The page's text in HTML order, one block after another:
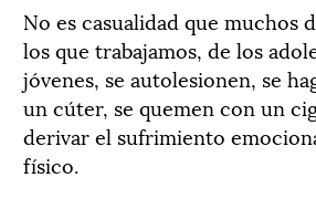
No es casualidad que muchos
los que trabajamos, de los
jóvenes, se autolesionen, se
un cúter, se quemen con un
derivar el sufrimiento
físico.